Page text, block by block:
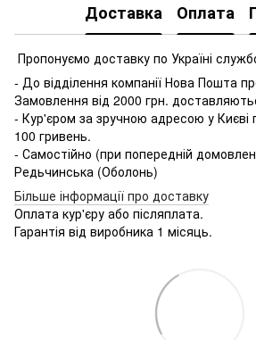
Доставка Оплата
Пропонуємо доставку по Україні
- До відділення компанії Нова Пошта
Замовлення від 2000 грн.
- Кур'єром за зручною адресою у Києві
100 гривень.
- Самостійно (при попередній
Редьчинська (Оболонь)
Більше інформації про доставку
Оплата кур'єру або післяплата.
Гарантія від виробника 1 місяць.